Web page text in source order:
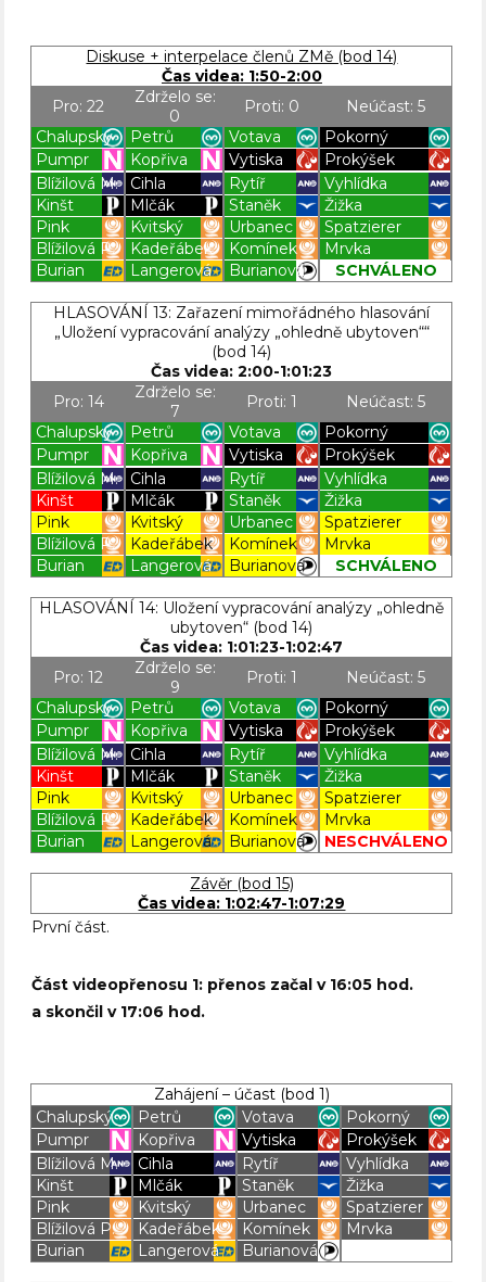
Diskuse + interpelace členů ZMě (bod 14)
Čas videa: 1:50-2:00
Pro: 22
Zdrželo se:
0
Proti: 0
Neúčast: 5
Chalupský
Petrů Votava
Pokorný
Pumpr
Kopřiva Vytiska
Prokýšek
Blížilová M.
Cihla Rytíř
Vyhlídka
Kinšt
Mlčák Staněk
Žižka
Pink
Kvitský Urbanec
Spatzierer
Blížilová P.
Kadeřábek Komínek
Mrvka
Burian
Langerová Burianová
SCHVÁLENO
HLASOVÁNÍ 13: Zařazení mimořádného hlasování
„Uložení vypracování analýzy „ohledně ubytoven““
(bod 14)
Čas videa: 2:00-1:01:23
Pro: 14
Zdrželo se:
7
Proti: 1
Neúčast: 5
Chalupský
Petrů Votava
Pokorný
Pumpr
Kopřiva Vytiska
Prokýšek
Blížilová M.
Cihla Rytíř
Vyhlídka
Kinšt
Mlčák Staněk
Žižka
Pink
Kvitský Urbanec
Spatzierer
Blížilová P.
Kadeřábek Komínek
Mrvka
Burian
Langerová Burianová
SCHVÁLENO
HLASOVÁNÍ 14: Uložení vypracování analýzy „ohledně
ubytoven“ (bod 14)
Čas videa: 1:01:23-1:02:47
Pro: 12
Zdrželo se:
9
Proti: 1
Neúčast: 5
Chalupský
Petrů Votava
Pokorný
Pumpr
Kopřiva Vytiska
Prokýšek
Blížilová M.
Cihla Rytíř
Vyhlídka
Kinšt
Mlčák Staněk
Žižka
Pink
Kvitský Urbanec
Spatzierer
Blížilová P.
Kadeřábek Komínek
Mrvka
Burian
Langerová Burianová
NESCHVÁLENO
Závěr (bod 15)
Čas videa: 1:02:47-1:07:29
První část.
Část videopřenosu 1: přenos začal v 16:05 hod.
a skončil v 17:06 hod.
Zahájení – účast (bod 1)
Chalupský
Petrů Votava
Pokorný
Pumpr
Kopřiva Vytiska
Prokýšek
Blížilová M.
Cihla Rytíř
Vyhlídka
Kinšt
Mlčák Staněk
Žižka
Pink
Kvitský Urbanec
Spatzierer
Blížilová P.
Kadeřábek Komínek
Mrvka
Burian
Langerová
Burianová